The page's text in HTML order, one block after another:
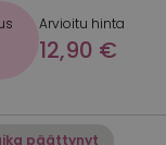
Arvioitu hinta
12,90 €
päättynyt